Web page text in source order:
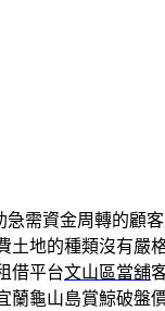
需資金周轉的顧
土地的種類沒有嚴
借平台文山區當舖
蘭龜山島賞鯨破盤